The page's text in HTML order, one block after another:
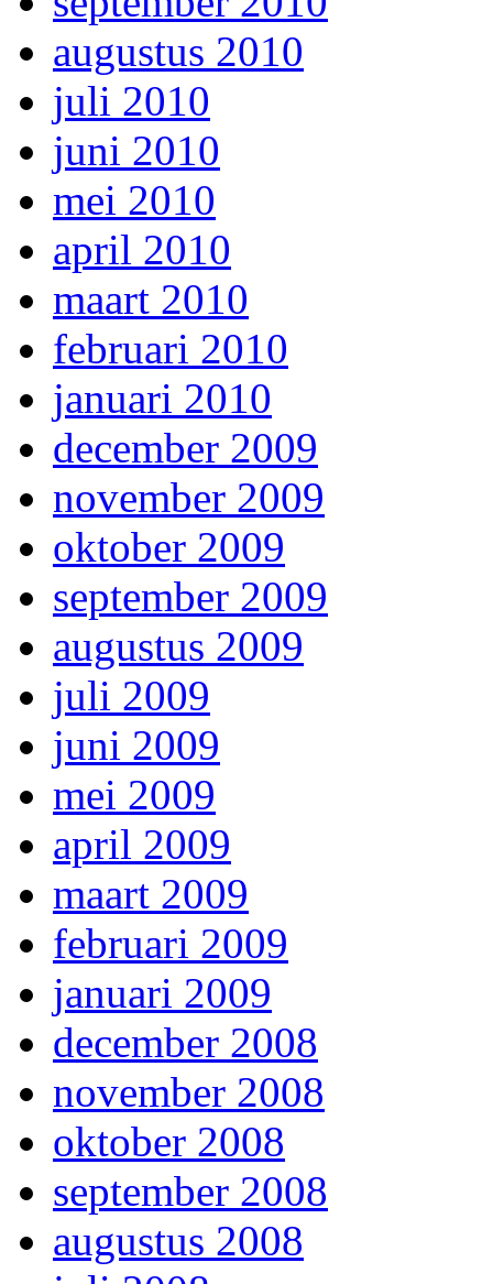
augustus 2010
juli 2010
juni 2010
mei 2010
april 2010
maart 2010
februari 2010
januari 2010
december 2009
november 2009
oktober 2009
september 2009
augustus 2009
juli 2009
juni 2009
mei 2009
april 2009
maart 2009
februari 2009
januari 2009
december 2008
november 2008
oktober 2008
september 2008
augustus 2008